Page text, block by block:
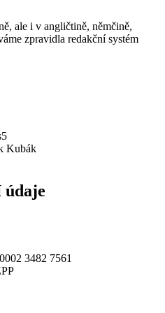
ale i v angličtině, němčině,
zpravidla redakční systém
Kubák
údaje
3482 7561